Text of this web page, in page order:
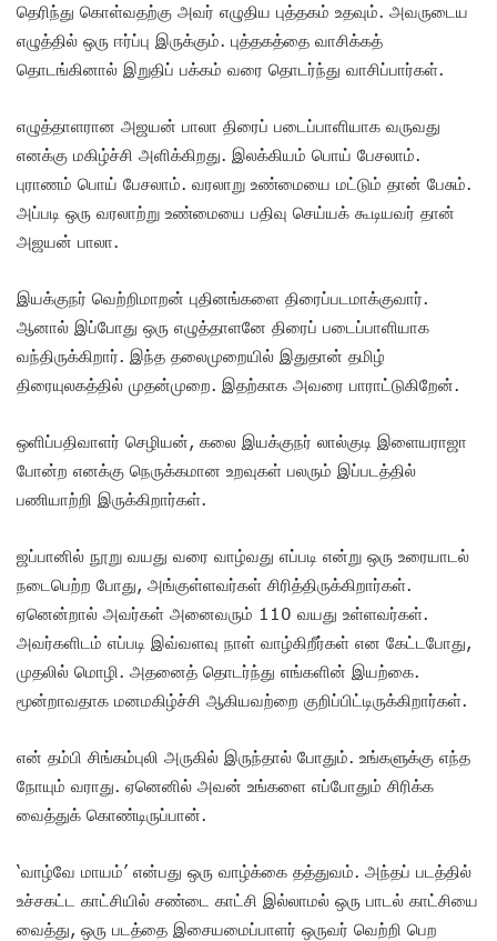
தெரிந்து கொள்வதற்கு அவர் எழுதிய புத்தகம் உதவும். அவருடைய
எழுத்தில் ஒரு ஈர்ப்பு இருக்கும். புத்தகத்தை வாசிக்கத்
தொடங்கினால் இறுதிப் பக்கம் வரை தொடர்ந்து வாசிப்பார்கள்.
எழுத்தாளரான அஜயன் பாலா திரைப் படைப்பாளியாக வருவது
எனக்கு மகிழ்ச்சி அளிக்கிறது. இலக்கியம் பொய் பேசலாம்.
புராணம் பொய் பேசலாம். வரலாறு உண்மையை மட்டும் தான் பேசும்.
அப்படி ஒரு வரலாற்று உண்மையை பதிவு செய்யக் கூடியவர் தான்
அஜயன் பாலா.
இயக்குநர் வெற்றிமாறன் புதினங்களை திரைப்படமாக்குவார்.
ஆனால் இப்போது ஒரு எழுத்தாளனே திரைப் படைப்பாளியாக
வந்திருக்கிறார். இந்த தலைமுறையில் இதுதான் தமிழ்
திரையுலகத்தில் முதன்முறை.‌ இதற்காக அவரை பாராட்டுகிறேன்.
ஒளிப்பதிவாளர் செழியன், கலை இயக்குநர் லால்குடி இளையராஜா
போன்ற எனக்கு நெருக்கமான உறவுகள் பலரும் இப்படத்தில்
பணியாற்றி இருக்கிறார்கள்.
ஜப்பானில் நூறு வயது வரை வாழ்வது எப்படி என்று ஒரு உரையாடல்
நடைபெற்ற போது, அங்குள்ளவர்கள் சிரித்திருக்கிறார்கள்.
ஏனென்றால் அவர்கள் அனைவரும் 110 வயது உள்ளவர்கள்.
அவர்களிடம் எப்படி இவ்வளவு நாள் வாழ்கிறீர்கள் என கேட்டபோது,
முதலில் மொழி. அதனைத் தொடர்ந்து எங்களின் இயற்கை.
மூன்றாவதாக மனமகிழ்ச்சி ஆகியவற்றை குறிப்பிட்டிருக்கிறார்கள்.
என் தம்பி சிங்கம்புலி அருகில் இருந்தால் போதும். உங்களுக்கு எந்த
நோயும் வராது. ஏனெனில் அவன் உங்களை எப்போதும் சிரிக்க
வைத்துக் கொண்டிருப்பான்.
‘வாழ்வே மாயம்’ என்பது ஒரு வாழ்க்கை தத்துவம். அந்தப் படத்தில்
உச்சகட்ட காட்சியில் சண்டை காட்சி இல்லாமல் ஒரு பாடல் காட்சியை
வைத்து, ஒரு படத்தை இசையமைப்பாளர் ஒருவர் வெற்றி பெற